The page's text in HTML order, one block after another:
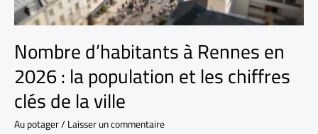
Nombre d’habitants à Rennes en
2026 : la population et les chiffres
clés de la ville
Au potager/Laisser un commentaire